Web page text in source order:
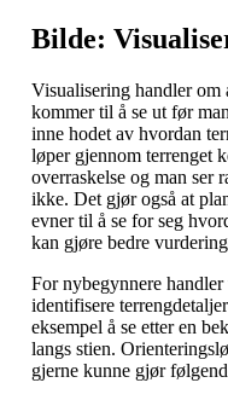
Bilde:
Visualisering handler om
kommer til å se ut før
inne hodet av hvordan
løper gjennom terrenget
overraskelse og man ser
ikke. Det gjør også at
evner til å se for seg
kan gjøre bedre
For nybegynnere
identifisere
eksempel å se etter en
langs stien.
gjerne kunne gjør